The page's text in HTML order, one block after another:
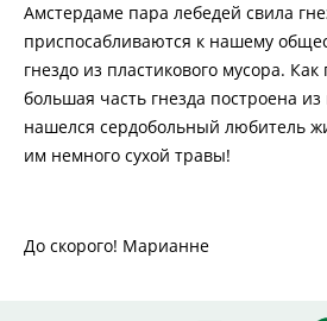
Амстердаме пара лебедей свила
приспосабливаются к нашему
гнездо из пластикового мусора.
большая часть гнезда построена
нашелся сердобольный любитель
им немного сухой травы!
До скорого! Марианне